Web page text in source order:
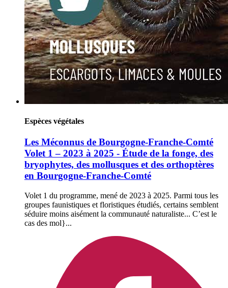
Espèces végétales
Les Méconnus de Bourgogne-Franche-Comté
Volet 1 – 2023 à 2025 - Étude de la fonge, des
bryophytes, des mollusques et des orthoptères
en Bourgogne-Franche-Comté
Volet 1 du programme, mené de 2023 à 2025. Parmi tous les
groupes faunistiques et floristiques étudiés, certains semblent
séduire moins aisément la communauté naturaliste... C’est le
cas des mol}...